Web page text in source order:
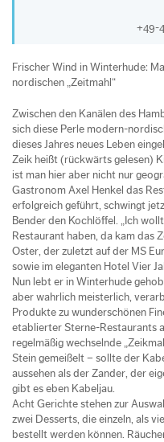
+49-
Frischer Wind in Winterhude:
nordischen „Zeitmahl“
Zwischen den Kanälen des
sich diese Perle modern-
dieses Jahres neues Leben
Zeik heißt (rückwärts gelesen)
ist man hier aber nicht nur
Gastronom Axel Henkel das
erfolgreich geführt, schwingt
Bender den Kochlöffel. „Ich
Restaurant haben, da kam das
Oster, der zuletzt auf der MS
sowie im eleganten Hotel Vier
Nun lebt er in Winterhude
aber wahrlich meisterlich,
Produkte zu wunderschönen
etablierter Sterne-Restaurants
regelmäßig wechselnde
Stein gemeißelt – sollte der
aussehen als der Zander, der
gibt es eben Kabeljau.
Acht Gerichte stehen zur
zwei Desserts, die einzeln, als
bestellt werden können.